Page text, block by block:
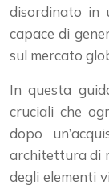
disordinato in
capace di
sul mercato
In questa
cruciali che
dopo
architettura di
degli elementi